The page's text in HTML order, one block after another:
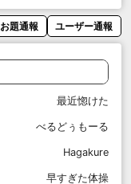
お題通報 ユーザー通報
最近惚けた
べるどぅもーる
Hagakure
早すぎた体操